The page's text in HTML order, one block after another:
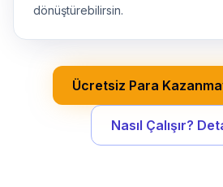
dönüştürebilirsin.
Ücretsiz Para
Nasıl Çalışır?